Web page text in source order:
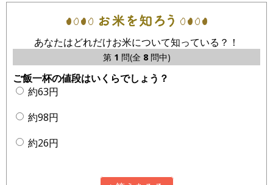
あなたはどれだけお米について知っている？！
第 1 問(全 8問中)
ご飯一杯の値段はいくらでしょう？
約63円
約98円
約26円